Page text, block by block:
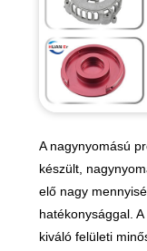
A nagynyomású
készült,
elő nagy
hatékonysággal.
kiváló felületi